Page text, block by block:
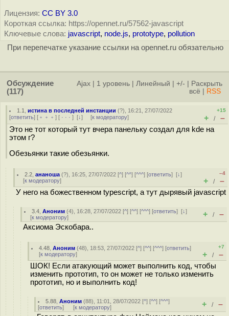
Лицензия: CC BY 3.0
Короткая ссылка: https://opennet.ru/57562-javascript
Ключевые слова: javascript, node.js, prototype, pollution
При перепечатке указание ссылки на opennet.ru обязательно
Обсуждение
(117)
Ajax 1 уровень Линейный +/-
Раскрыть
всё
RSS
1.1 ,истина в последней инстанции (?), 16:21, 27/07/2022
[ответить] [ ﹢﹢﹢ ] [ · · · ] [↓] [к модератору]
+15
+ / –
Это не тот который тут вчера панельку создал для kde на
этом г?
Обезьянки такие обезьянки.
2.2 ,ананоша (?), 16:25, 27/07/2022 [^] [^^] [^^^] [ответить][↓]
[к модератору]
–4
+ / –
У него на божественном typescript, а тут дырявый javascript
3.4 ,Аноним (4), 16:28, 27/07/2022 [^] [^^] [^^^] [ответить][↓]
[к модератору] + / –
Аксиома Эскобара..
4.48 ,Аноним (48), 18:53, 27/07/2022 [^] [^^] [^^^] [ответить]
[к модератору]
+7
+ / –
ШОК! Если атакующий может выполнить код, чтобы
изменить прототип, то он может не только изменить
прототип, но и выполнить код!
5.88 ,Аноним (88), 11:01, 28/07/2022 [^] [^^] [^^^]
[ответить] [к модератору] + / –